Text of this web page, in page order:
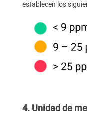
establecen los
4. Unidad de